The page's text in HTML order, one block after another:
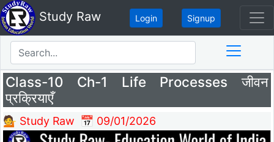
Study Raw Login Signup
Class-10 Ch-1 Life Processes जीवन
प्रक्रियाएँ
💁 Study Raw 📅 09/01/2026